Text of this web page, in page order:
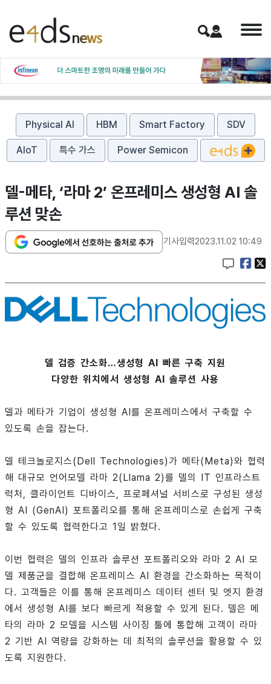
Physical AI HBM Smart Factory SDV
AIoT 특수 가스 Power Semicon
델-메타, ‘라마 2’ 온프레미스 생성형 AI 솔
루션 맞손
기사입력2023.11.02 10:49
델 검증 간소화…생성형 AI 빠른 구축 지원
다양한 위치에서 생성형 AI 솔루션 사용
델과 메타가 기업이 생성형 AI를 온프레미스에서 구축할 수
있도록 손을 잡는다.
델 테크놀로지스(Dell Technologies)가 메타(Meta)와 협력
해 대규모 언어모델 라마 2(Llama 2)를 델의 IT 인프라스트
럭처, 클라이언트 디바이스, 프로페셔널 서비스로 구성된 생성
형 AI (GenAI) 포트폴리오를 통해 온프레미스로 손쉽게 구축
할 수 있도록 협력한다고 1일 밝혔다.
이번 협력은 델의 인프라 솔루션 포트폴리오와 라마 2 AI 모
델 제품군을 결합해 온프레미스 AI 환경을 간소화하는 목적이
다. 고객들은 이를 통해 온프레미스 데이터 센터 및 엣지 환경
에서 생성형 AI를 보다 빠르게 적용할 수 있게 된다. 델은 메
타의 라마 2 모델을 시스템 사이징 툴에 통합해 고객이 라마
2 기반 AI 역량을 강화하는 데 최적의 솔루션을 활용할 수 있
도록 지원한다.